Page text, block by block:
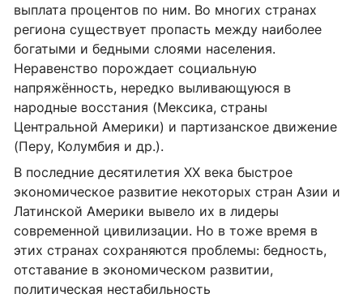
выплата процентов по ним. Во многих странах
региона существует пропасть между наиболее
богатыми и бедными слоями населения.
Неравенство порождает социальную
напряжённость, нередко выливающуюся в
народные восстания (Мексика, страны
Центральной Америки) и партизанское движение
(Перу, Колумбия и др.).
В последние десятилетия XX века быстрое
экономическое развитие некоторых стран Азии и
Латинской Америки вывело их в лидеры
современной цивилизации. Но в тоже время в
этих странах сохраняются проблемы: бедность,
отставание в экономическом развитии,
политическая нестабильность